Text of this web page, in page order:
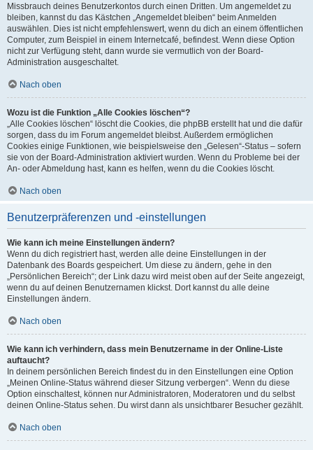
Missbrauch deines Benutzerkontos durch einen Dritten. Um angemeldet zu
bleiben, kannst du das Kästchen „Angemeldet bleiben“ beim Anmelden
auswählen. Dies ist nicht empfehlenswert, wenn du dich an einem öffentlichen
Computer, zum Beispiel in einem Internetcafé, befindest. Wenn diese Option
nicht zur Verfügung steht, dann wurde sie vermutlich von der Board-
Administration ausgeschaltet.
Nach oben
Wozu ist die Funktion „Alle Cookies löschen“?
„Alle Cookies löschen“ löscht die Cookies, die phpBB erstellt hat und die dafür
sorgen, dass du im Forum angemeldet bleibst. Außerdem ermöglichen
Cookies einige Funktionen, wie beispielsweise den „Gelesen“-Status – sofern
sie von der Board-Administration aktiviert wurden. Wenn du Probleme bei der
An- oder Abmeldung hast, kann es helfen, wenn du die Cookies löscht.
Nach oben
Benutzerpräferenzen und -einstellungen
Wie kann ich meine Einstellungen ändern?
Wenn du dich registriert hast, werden alle deine Einstellungen in der
Datenbank des Boards gespeichert. Um diese zu ändern, gehe in den
„Persönlichen Bereich“; der Link dazu wird meist oben auf der Seite angezeigt,
wenn du auf deinen Benutzernamen klickst. Dort kannst du alle deine
Einstellungen ändern.
Nach oben
Wie kann ich verhindern, dass mein Benutzername in der Online-Liste
auftaucht?
In deinem persönlichen Bereich findest du in den Einstellungen eine Option
„Meinen Online-Status während dieser Sitzung verbergen“. Wenn du diese
Option einschaltest, können nur Administratoren, Moderatoren und du selbst
deinen Online-Status sehen. Du wirst dann als unsichtbarer Besucher gezählt.
Nach oben